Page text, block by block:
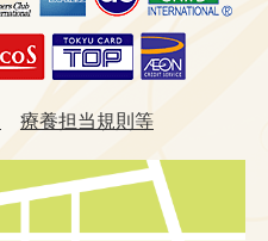
療養担当規則等